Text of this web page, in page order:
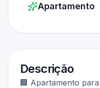
Apartamento
Descrição
🏢 Apartamento